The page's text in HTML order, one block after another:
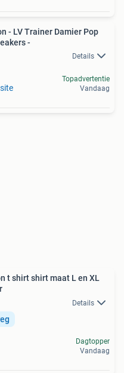
- LV Trainer Damier Pop
-
Details
Topadvertentie
Vandaag
t shirt shirt maat L en XL
Details
Dagtopper
Vandaag